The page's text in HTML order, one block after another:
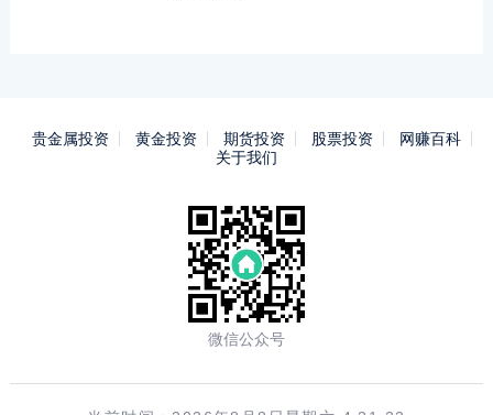
贵金属投资 黄金投资 期货投资 股票投资
网赚百科
关于我们
微信公众号